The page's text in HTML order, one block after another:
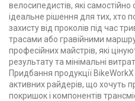
велосипедистів, які
ідеальне рішення для тих, хто
захисту від проколів під час
трасами або гравійними
професійних майстрів, які
результату та мінімальні
Придбання продукції
активних райдерів, що хочуть
покришок і компонентів